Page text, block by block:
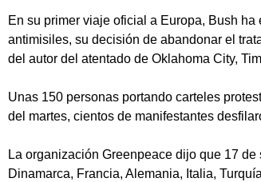
En su primer viaje oficial a Europa, Bush
antimisiles, su decisión de abandonar el
del autor del atentado de Oklahoma City,
Unas 150 personas portando carteles
del martes, cientos de manifestantes
La organización Greenpeace dijo que 17
Dinamarca, Francia, Alemania, Italia,